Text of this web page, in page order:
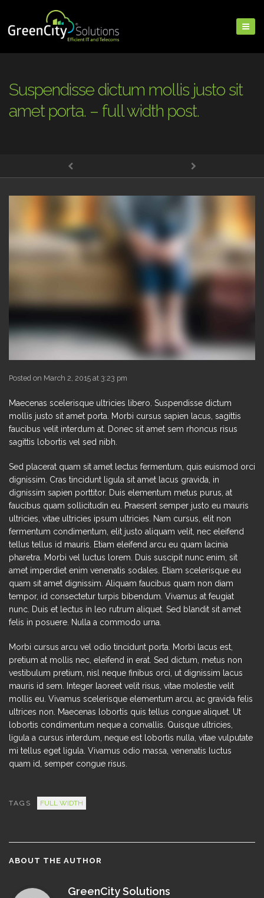
Suspendisse dictum mollis justo sit
amet porta. – full width post.
Posted on March 2, 2015 at 3:23 pm
Maecenas scelerisque ultricies libero. Suspendisse dictum
mollis justo sit amet porta. Morbi cursus sapien lacus, sagittis
faucibus velit interdum at. Donec sit amet sem rhoncus risus
sagittis lobortis vel sed nibh.
Sed placerat quam sit amet lectus fermentum, quis euismod orci
dignissim. Cras tincidunt ligula sit amet lacus gravida, in
dignissim sapien porttitor. Duis elementum metus purus, at
faucibus quam sollicitudin eu. Praesent semper justo eu mauris
ultricies, vitae ultricies ipsum ultricies. Nam cursus, elit non
fermentum condimentum, elit justo aliquam velit, nec eleifend
tellus tellus id mauris. Etiam eleifend arcu eu quam lacinia
pharetra. Morbi vel luctus lorem. Duis suscipit nunc enim, sit
amet imperdiet enim venenatis sodales. Etiam scelerisque eu
quam sit amet dignissim. Aliquam faucibus quam non diam
tempor, id consectetur turpis bibendum. Vivamus at feugiat
nunc. Duis et lectus in leo rutrum aliquet. Sed blandit sit amet
felis in posuere. Nulla a commodo urna.
Morbi cursus arcu vel odio tincidunt porta. Morbi lacus est,
pretium at mollis nec, eleifend in erat. Sed dictum, metus non
vestibulum pretium, nisl neque finibus orci, ut dignissim lacus
mauris id sem. Integer laoreet velit risus, vitae molestie velit
mollis eu. Vivamus scelerisque elementum arcu, ac gravida felis
ultrices non. Maecenas lobortis quis tellus congue aliquet. Ut
lobortis condimentum neque a convallis. Quisque ultricies,
ligula a cursus interdum, neque est lobortis nulla, vitae vulputate
mi tellus eget ligula. Vivamus odio massa, venenatis luctus
quam id, semper congue risus.
TAGS FULL WIDTH
ABOUT THE AUTHOR
GreenCity Solutions